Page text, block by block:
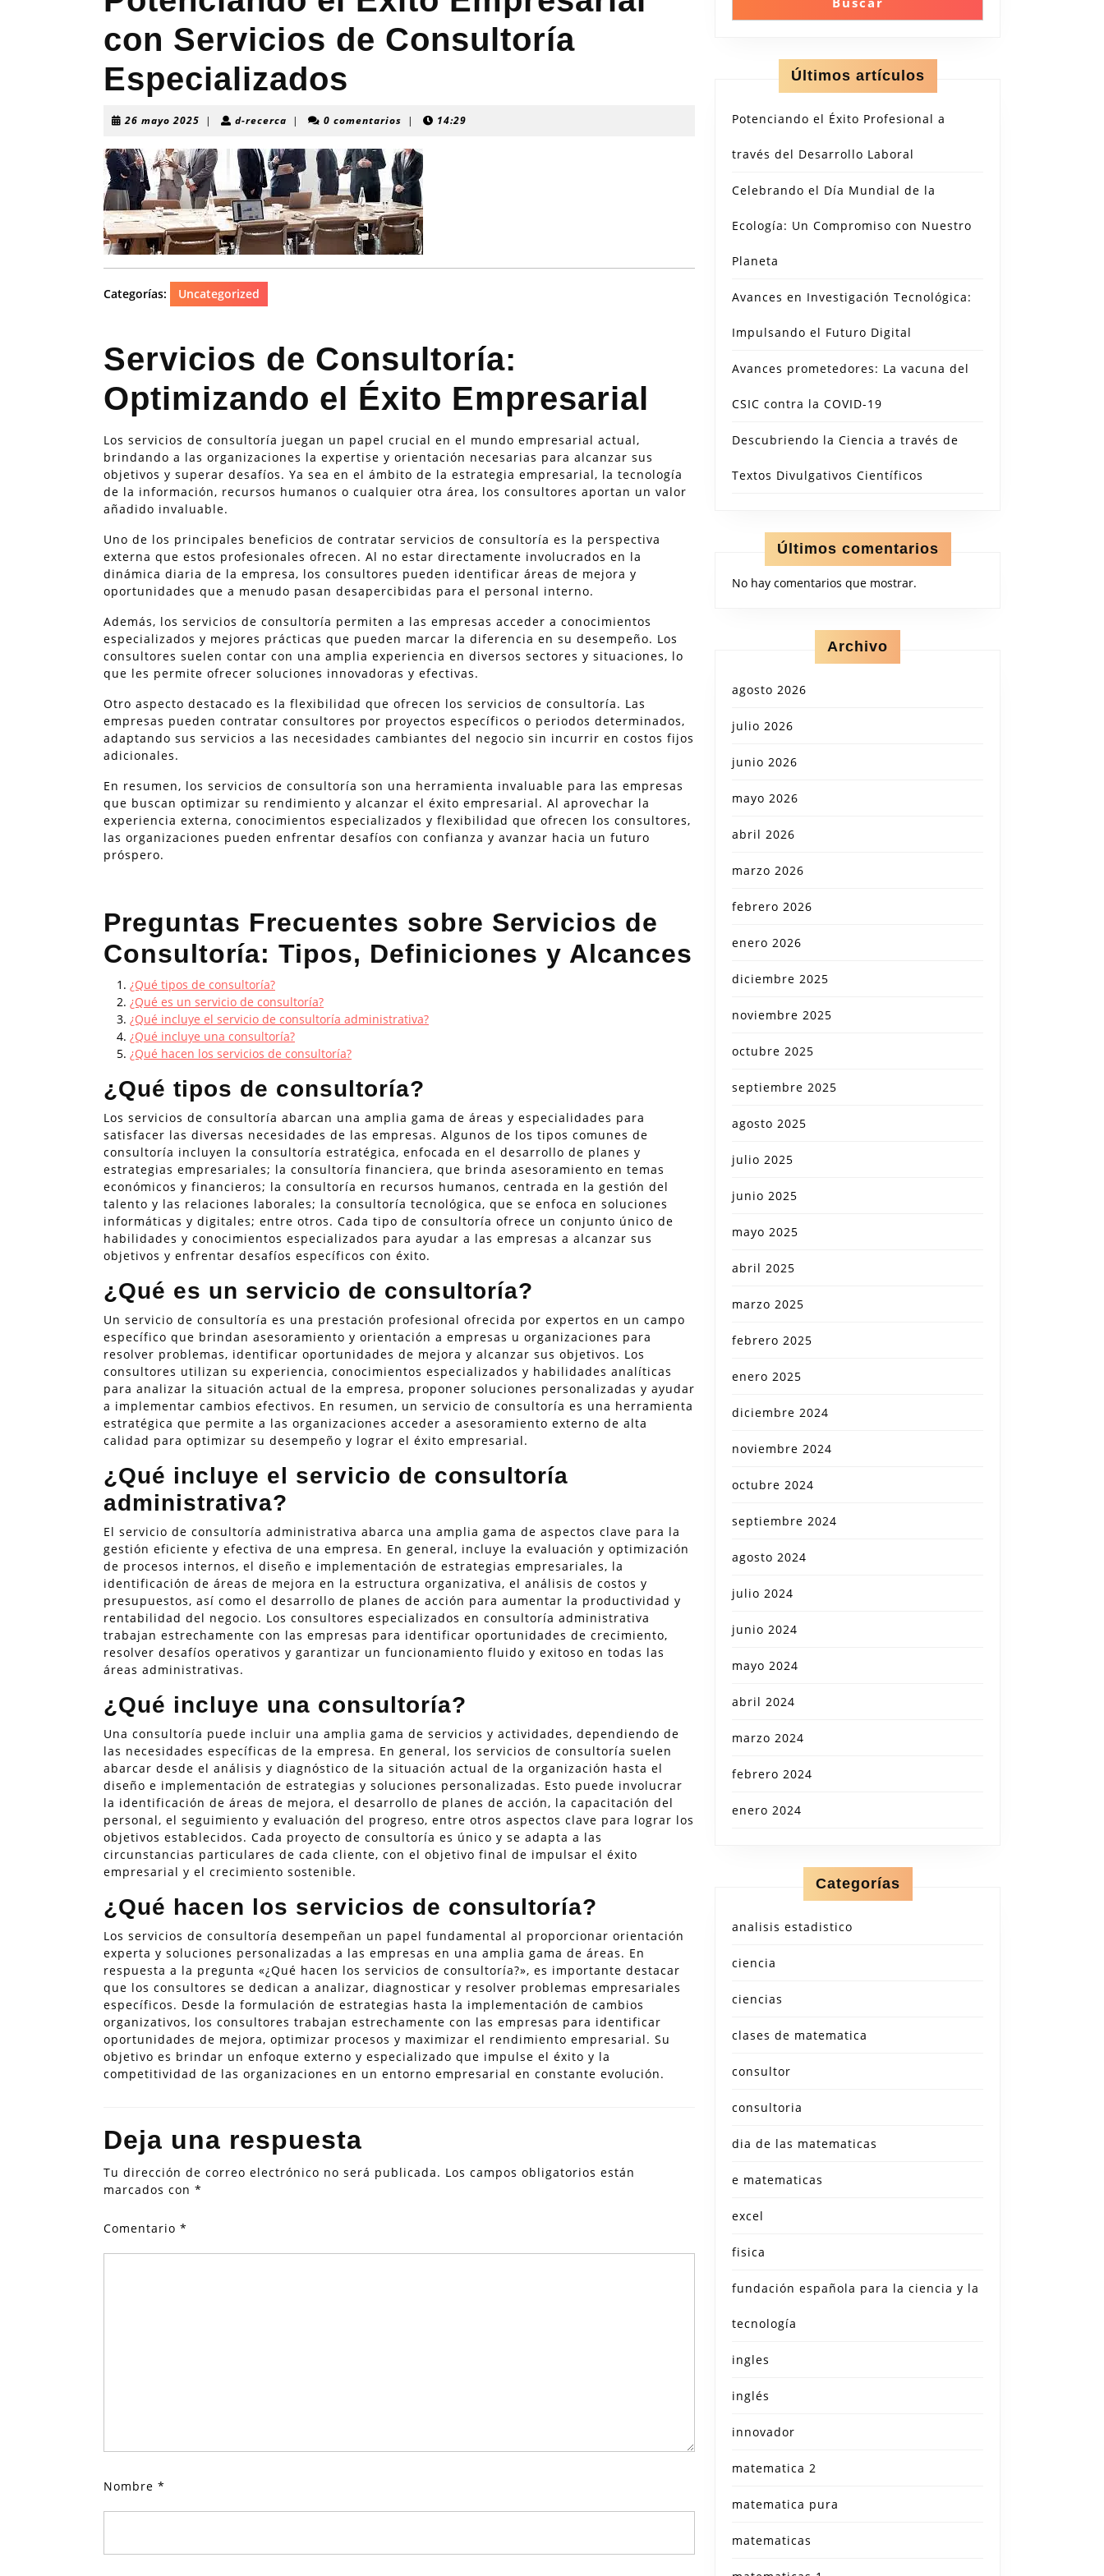
con Servicios de Consultoría
Especializados
26 mayo 2025 26
2025
| d-recerca d-| 0 comentarios | 14:29
Categorías: Uncategorized
Servicios de Consultoría:
Optimizando el Éxito Empresarial
Los servicios de consultoría juegan un papel crucial en el mundo empresarial actual,
brindando a las organizaciones la expertise y orientación necesarias para alcanzar sus
objetivos y superar desafíos. Ya sea en el ámbito de la estrategia empresarial, la tecnología
de la información, recursos humanos o cualquier otra área, los consultores aportan un valor
añadido invaluable.
Uno de los principales beneficios de contratar servicios de consultoría es la perspectiva
externa que estos profesionales ofrecen. Al no estar directamente involucrados en la
dinámica diaria de la empresa, los consultores pueden identificar áreas de mejora y
oportunidades que a menudo pasan desapercibidas para el personal interno.
Además, los servicios de consultoría permiten a las empresas acceder a conocimientos
especializados y mejores prácticas que pueden marcar la diferencia en su desempeño. Los
consultores suelen contar con una amplia experiencia en diversos sectores y situaciones, lo
que les permite ofrecer soluciones innovadoras y efectivas.
Otro aspecto destacado es la flexibilidad que ofrecen los servicios de consultoría. Las
empresas pueden contratar consultores por proyectos específicos o periodos determinados,
adaptando sus servicios a las necesidades cambiantes del negocio sin incurrir en costos fijos
adicionales.
En resumen, los servicios de consultoría son una herramienta invaluable para las empresas
que buscan optimizar su rendimiento y alcanzar el éxito empresarial. Al aprovechar la
experiencia externa, conocimientos especializados y flexibilidad que ofrecen los consultores,
las organizaciones pueden enfrentar desafíos con confianza y avanzar hacia un futuro
próspero.
Preguntas Frecuentes sobre Servicios de
Consultoría: Tipos, Definiciones y Alcances
¿Qué tipos de consultoría?
¿Qué es un servicio de consultoría?
¿Qué incluye el servicio de consultoría administrativa?
¿Qué incluye una consultoría?
¿Qué hacen los servicios de consultoría?
¿Qué tipos de consultoría?
Los servicios de consultoría abarcan una amplia gama de áreas y especialidades para
satisfacer las diversas necesidades de las empresas. Algunos de los tipos comunes de
consultoría incluyen la consultoría estratégica, enfocada en el desarrollo de planes y
estrategias empresariales; la consultoría financiera, que brinda asesoramiento en temas
económicos y financieros; la consultoría en recursos humanos, centrada en la gestión del
talento y las relaciones laborales; la consultoría tecnológica, que se enfoca en soluciones
informáticas y digitales; entre otros. Cada tipo de consultoría ofrece un conjunto único de
habilidades y conocimientos especializados para ayudar a las empresas a alcanzar sus
objetivos y enfrentar desafíos específicos con éxito.
¿Qué es un servicio de consultoría?
Un servicio de consultoría es una prestación profesional ofrecida por expertos en un campo
específico que brindan asesoramiento y orientación a empresas u organizaciones para
resolver problemas, identificar oportunidades de mejora y alcanzar sus objetivos. Los
consultores utilizan su experiencia, conocimientos especializados y habilidades analíticas
para analizar la situación actual de la empresa, proponer soluciones personalizadas y ayudar
a implementar cambios efectivos. En resumen, un servicio de consultoría es una herramienta
estratégica que permite a las organizaciones acceder a asesoramiento externo de alta
calidad para optimizar su desempeño y lograr el éxito empresarial.
¿Qué incluye el servicio de consultoría
administrativa?
El servicio de consultoría administrativa abarca una amplia gama de aspectos clave para la
gestión eficiente y efectiva de una empresa. En general, incluye la evaluación y optimización
de procesos internos, el diseño e implementación de estrategias empresariales, la
identificación de áreas de mejora en la estructura organizativa, el análisis de costos y
presupuestos, así como el desarrollo de planes de acción para aumentar la productividad y
rentabilidad del negocio. Los consultores especializados en consultoría administrativa
trabajan estrechamente con las empresas para identificar oportunidades de crecimiento,
resolver desafíos operativos y garantizar un funcionamiento fluido y exitoso en todas las
áreas administrativas.
¿Qué incluye una consultoría?
Una consultoría puede incluir una amplia gama de servicios y actividades, dependiendo de
las necesidades específicas de la empresa. En general, los servicios de consultoría suelen
abarcar desde el análisis y diagnóstico de la situación actual de la organización hasta el
diseño e implementación de estrategias y soluciones personalizadas. Esto puede involucrar
la identificación de áreas de mejora, el desarrollo de planes de acción, la capacitación del
personal, el seguimiento y evaluación del progreso, entre otros aspectos clave para lograr los
objetivos establecidos. Cada proyecto de consultoría es único y se adapta a las
circunstancias particulares de cada cliente, con el objetivo final de impulsar el éxito
empresarial y el crecimiento sostenible.
¿Qué hacen los servicios de consultoría?
Los servicios de consultoría desempeñan un papel fundamental al proporcionar orientación
experta y soluciones personalizadas a las empresas en una amplia gama de áreas. En
respuesta a la pregunta «¿Qué hacen los servicios de consultoría?», es importante destacar
que los consultores se dedican a analizar, diagnosticar y resolver problemas empresariales
específicos. Desde la formulación de estrategias hasta la implementación de cambios
organizativos, los consultores trabajan estrechamente con las empresas para identificar
oportunidades de mejora, optimizar procesos y maximizar el rendimiento empresarial. Su
objetivo es brindar un enfoque externo y especializado que impulse el éxito y la
competitividad de las organizaciones en un entorno empresarial en constante evolución.
Deja una respuesta
Tu dirección de correo electrónico no será publicada. Los campos obligatorios están
marcados con *
Comentario *
Nombre *
Últimos artículos
Potenciando el Éxito Profesional a
través del Desarrollo Laboral
Celebrando el Día Mundial de la
Ecología: Un Compromiso con Nuestro
Planeta
Avances en Investigación Tecnológica:
Impulsando el Futuro Digital
Avances prometedores: La vacuna del
CSIC contra la COVID-19
Descubriendo la Ciencia a través de
Textos Divulgativos Científicos
Últimos comentarios
No hay comentarios que mostrar.
Archivo
agosto 2026
julio 2026
junio 2026
mayo 2026
abril 2026
marzo 2026
febrero 2026
enero 2026
diciembre 2025
noviembre 2025
octubre 2025
septiembre 2025
agosto 2025
julio 2025
junio 2025
mayo 2025
abril 2025
marzo 2025
febrero 2025
enero 2025
diciembre 2024
noviembre 2024
octubre 2024
septiembre 2024
agosto 2024
julio 2024
junio 2024
mayo 2024
abril 2024
marzo 2024
febrero 2024
enero 2024
Categorías
analisis estadistico
ciencia
ciencias
clases de matematica
consultor
consultoria
dia de las matematicas
e matematicas
excel
fisica
fundación española para la ciencia y la
tecnología
ingles
inglés
innovador
matematica 2
matematica pura
matematicas